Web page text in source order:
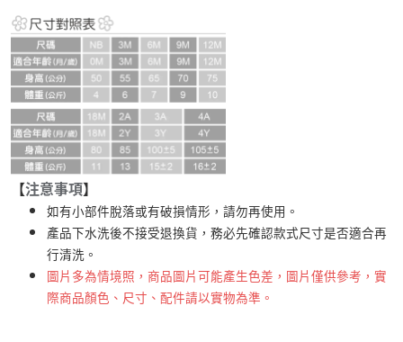
【注意事項】
如有小部件脫落或有破損情形，請勿再使用。
產品下水洗後不接受退換貨，務必先確認款式尺寸是否適合再
行清洗。
圖片多為情境照，商品圖片可能產生色差，圖片僅供參考，實
際商品顏色、尺寸、配件請以實物為準。